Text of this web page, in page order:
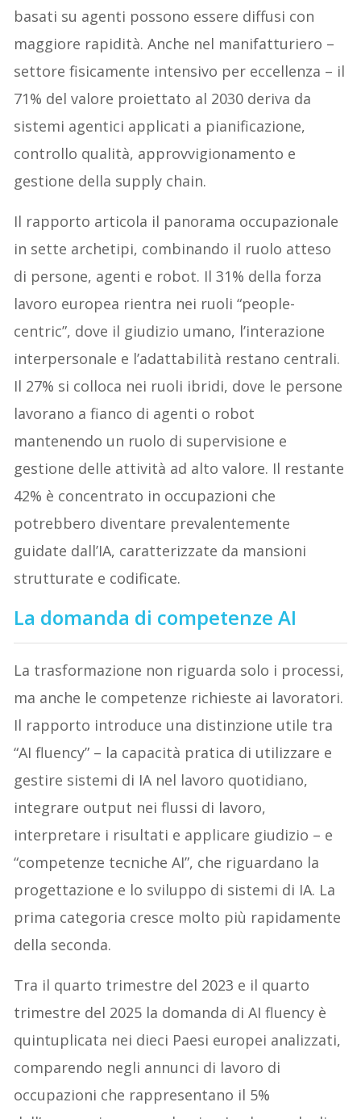
basati su agenti possono essere diffusi con
maggiore rapidità. Anche nel manifatturiero –
settore fisicamente intensivo per eccellenza – il
71% del valore proiettato al 2030 deriva da
sistemi agentici applicati a pianificazione,
controllo qualità, approvvigionamento e
gestione della supply chain.
Il rapporto articola il panorama occupazionale
in sette archetipi, combinando il ruolo atteso
di persone, agenti e robot. Il 31% della forza
lavoro europea rientra nei ruoli “people-
centric”, dove il giudizio umano, l’interazione
interpersonale e l’adattabilità restano centrali.
Il 27% si colloca nei ruoli ibridi, dove le persone
lavorano a fianco di agenti o robot
mantenendo un ruolo di supervisione e
gestione delle attività ad alto valore. Il restante
42% è concentrato in occupazioni che
potrebbero diventare prevalentemente
guidate dall’IA, caratterizzate da mansioni
strutturate e codificate.
La domanda di competenze AI
La trasformazione non riguarda solo i processi,
ma anche le competenze richieste ai lavoratori.
Il rapporto introduce una distinzione utile tra
“AI fluency” – la capacità pratica di utilizzare e
gestire sistemi di IA nel lavoro quotidiano,
integrare output nei flussi di lavoro,
interpretare i risultati e applicare giudizio – e
“competenze tecniche AI”, che riguardano la
progettazione e lo sviluppo di sistemi di IA. La
prima categoria cresce molto più rapidamente
della seconda.
Tra il quarto trimestre del 2023 e il quarto
trimestre del 2025 la domanda di AI fluency è
quintuplicata nei dieci Paesi europei analizzati,
comparendo negli annunci di lavoro di
occupazioni che rappresentano il 5%